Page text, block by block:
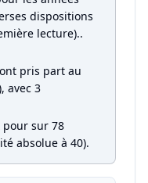
dispositions
lecture)..
pris part au
avec 3
pour sur 78
absolue à 40).